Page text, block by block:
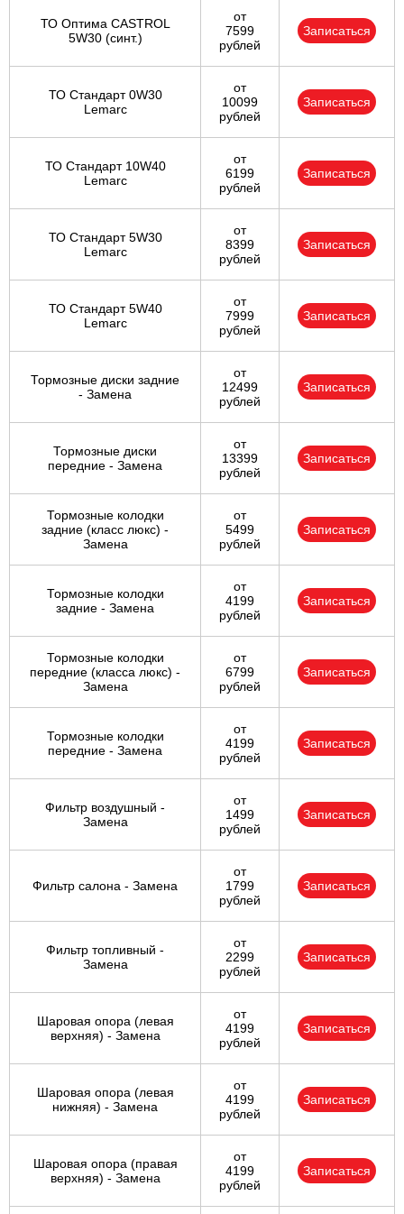
ТО Оптима CASTROL
5W30 (синт.)
от
7599
рублей
Записаться
ТО Стандарт 0W30
Lemarc
от
10099
рублей
Записаться
ТО Стандарт 10W40
Lemarc
от
6199
рублей
Записаться
ТО Стандарт 5W30
Lemarc
от
8399
рублей
Записаться
ТО Стандарт 5W40
Lemarc
от
7999
рублей
Записаться
Тормозные диски задние
- Замена
от
12499
рублей
Записаться
Тормозные диски
передние - Замена
от
13399
рублей
Записаться
Тормозные колодки
задние (класс люкс) -
Замена
от
5499
рублей
Записаться
Тормозные колодки
задние - Замена
от
4199
рублей
Записаться
Тормозные колодки
передние (класса люкс) -
Замена
от
6799
рублей
Записаться
Тормозные колодки
передние - Замена
от
4199
рублей
Записаться
Фильтр воздушный -
Замена
от
1499
рублей
Записаться
Фильтр салона - Замена
от
1799
рублей
Записаться
Фильтр топливный -
Замена
от
2299
рублей
Записаться
Шаровая опора (левая
верхняя) - Замена
от
4199
рублей
Записаться
Шаровая опора (левая
нижняя) - Замена
от
4199
рублей
Записаться
Шаровая опора (правая
верхняя) - Замена
от
4199
рублей
Записаться